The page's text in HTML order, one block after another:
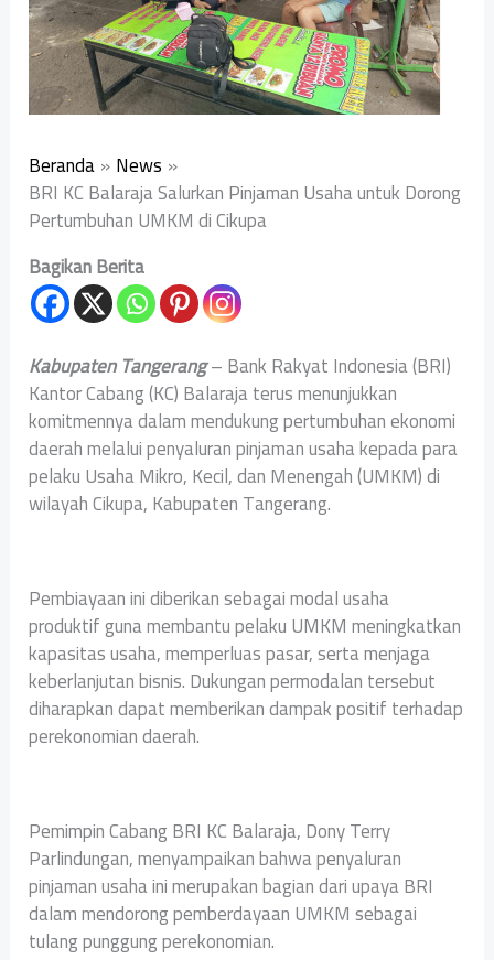
Beranda News
BRI KC Balaraja Salurkan Pinjaman Usaha untuk Dorong
Pertumbuhan UMKM di Cikupa
Bagikan Berita
Kabupaten Tangerang– Bank Rakyat Indonesia (BRI)
Kantor Cabang (KC) Balaraja terus menunjukkan
komitmennya dalam mendukung pertumbuhan ekonomi
daerah melalui penyaluran pinjaman usaha kepada para
pelaku Usaha Mikro, Kecil, dan Menengah (UMKM) di
wilayah Cikupa, Kabupaten Tangerang.
Pembiayaan ini diberikan sebagai modal usaha
produktif guna membantu pelaku UMKM meningkatkan
kapasitas usaha, memperluas pasar, serta menjaga
keberlanjutan bisnis. Dukungan permodalan tersebut
diharapkan dapat memberikan dampak positif terhadap
perekonomian daerah.
Pemimpin Cabang BRI KC Balaraja, Dony Terry
Parlindungan, menyampaikan bahwa penyaluran
pinjaman usaha ini merupakan bagian dari upaya BRI
dalam mendorong pemberdayaan UMKM sebagai
tulang punggung perekonomian.